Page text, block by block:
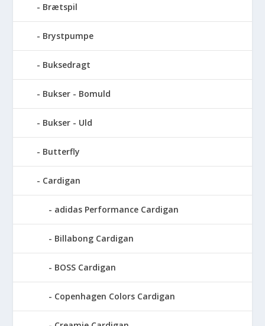
Brætspil
Brystpumpe
Buksedragt
Bukser - Bomuld
Bukser - Uld
Butterfly
Cardigan
adidas Performance Cardigan
Billabong Cardigan
BOSS Cardigan
Copenhagen Colors Cardigan